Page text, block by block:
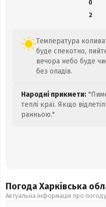
0
2
Температура
буде спекотно,
вечора небо буде
без опадів.
Народні прикмети:
теплі краї. Якщо
ранньою."
Погода Харківська
Актуальна інформація про